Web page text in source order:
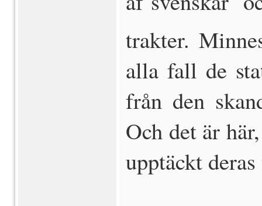
trakter.
alla fall de
från den
Och det är
upptäckt